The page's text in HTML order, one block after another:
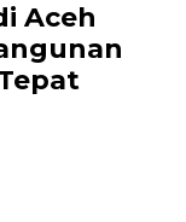
Aceh